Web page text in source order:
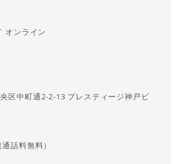
オンライン
区中町通2-2-13 プレスティージ神戸ビ
話料無料）